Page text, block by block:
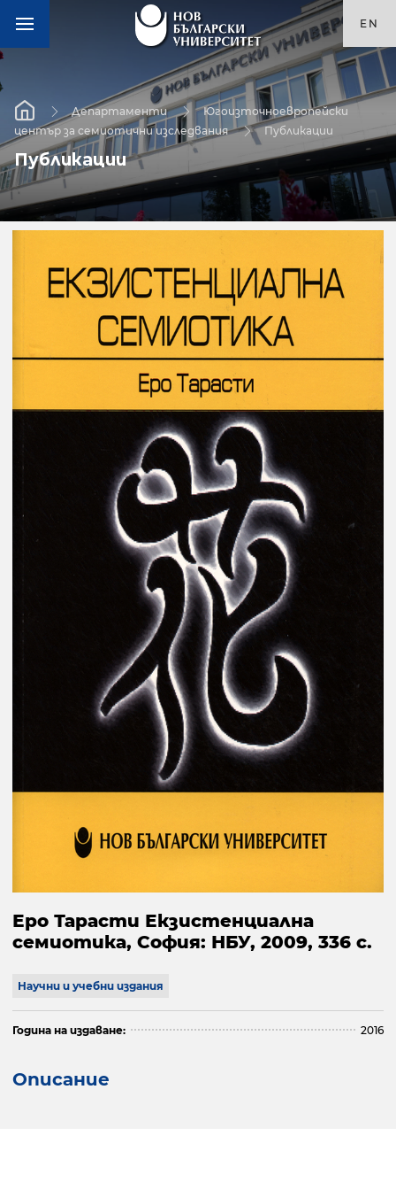
EN
Департаменти
Югоизточноевропейски
център за семиотични изследвания
Публикации
Публикации
Еро Тарасти Екзистенциална
семиотика, София: НБУ, 2009, 336 с.
Научни и учебни издания
Година на издаване: 2016
Описание